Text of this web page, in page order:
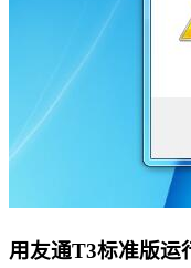
用友通T3标准版运